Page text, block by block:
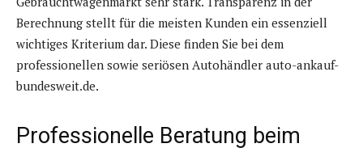
Berechnung stellt für die meisten Kunden ein essenziell
wichtiges Kriterium dar. Diese finden Sie bei dem
professionellen sowie seriösen Autohändler auto-ankauf-
bundesweit.de.
Professionelle Beratung beim